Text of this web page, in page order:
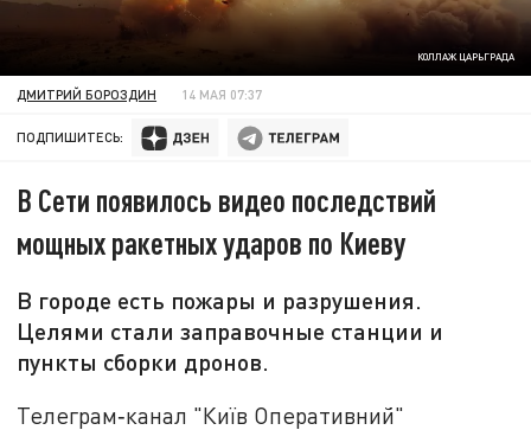
КОЛЛАЖ ЦАРЬГРАДА
ДМИТРИЙ БОРОЗДИН 14 МАЯ 07:37
ПОДПИШИТЕСЬ:
В Сети появилось видео последствий
мощных ракетных ударов по Киеву
В городе есть пожары и разрушения.
Целями стали заправочные станции и
пункты сборки дронов.
Телеграм‑канал "Київ Оперативний"